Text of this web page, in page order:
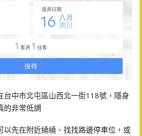
台中市北屯區山西北一街118號，隱身
的非常低調
以先在附近繞繞、找找路邊停車位，或